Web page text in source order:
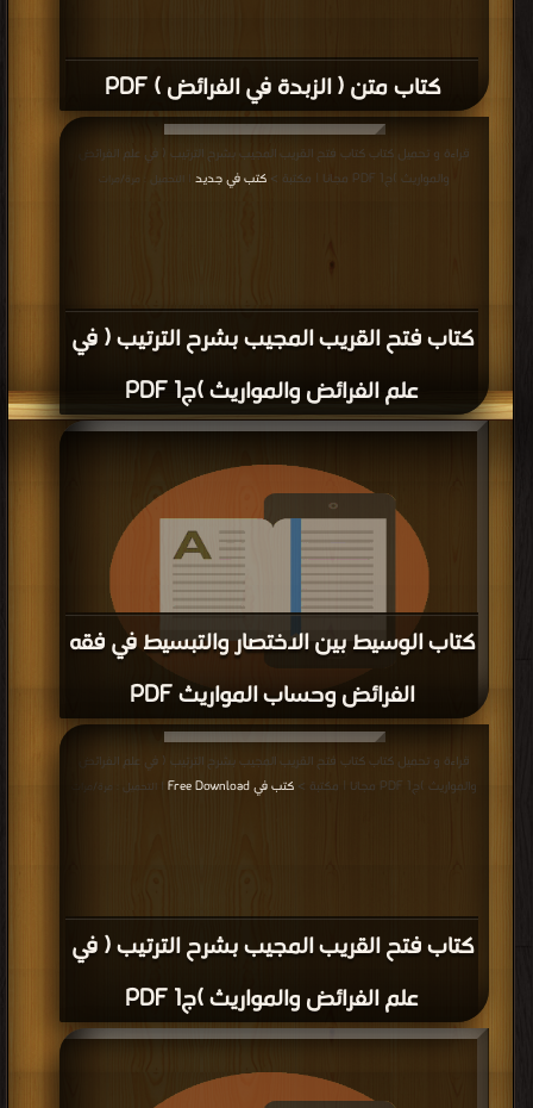
كتاب متن ( الزبدة في الفرائض ) PDF
كتاب فتح القريب المجيب بشرح الترتيب ( في
علم الفرائض والمواريث )ج1 PDF
قراءة و تحميل كتاب كتاب فتح القريب المجيب بشرح الترتيب ( في علم الفرائض
والمواريث )ج1 PDF مجانا | مكتبة >
كتب في جديد | التحميل : مرة/مرات
كتاب الوسيط بين الاختصار والتبسيط في فقه
الفرائض وحساب المواريث PDF
قراءة و تحميل كتاب كتاب الوسيط بين الاختصار والتبسيط في فقه الفرائض وحساب
المواريث PDF مجانا | مكتبة >
كتب في احلى | التحميل : مرة/مرات
كتاب فتح القريب المجيب بشرح الترتيب ( في
علم الفرائض والمواريث )ج1 PDF
قراءة و تحميل كتاب كتاب فتح القريب المجيب بشرح الترتيب ( في علم الفرائض
والمواريث )ج1 PDF مجانا | مكتبة >
كتب في Free Download | التحميل : مرة/مرات